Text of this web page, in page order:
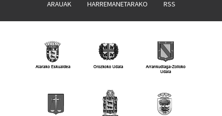
ARAUAK HARREMANETARAKO RSS